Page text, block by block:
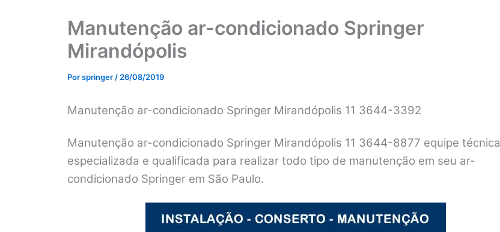
Manutenção ar-condicionado Springer
Mirandópolis
Porspringer / 26/08/2019
Manutenção ar-condicionado Springer Mirandópolis 11 3644-3392
Manutenção ar-condicionado Springer Mirandópolis 11 3644-8877 equipe técnica
especializada e qualificada para realizar todo tipo de manutenção em seu ar-
condicionado Springer em São Paulo.